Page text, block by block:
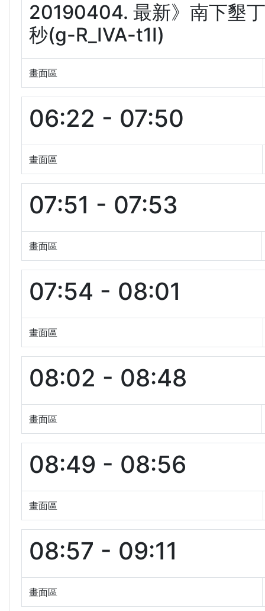
20190404. 最新》南下墾
秒(g-R_IVA-t1I)
畫面區
06:22 - 07:50
畫面區
07:51 - 07:53
畫面區
07:54 - 08:01
畫面區
08:02 - 08:48
畫面區
08:49 - 08:56
畫面區
08:57 - 09:11
畫面區